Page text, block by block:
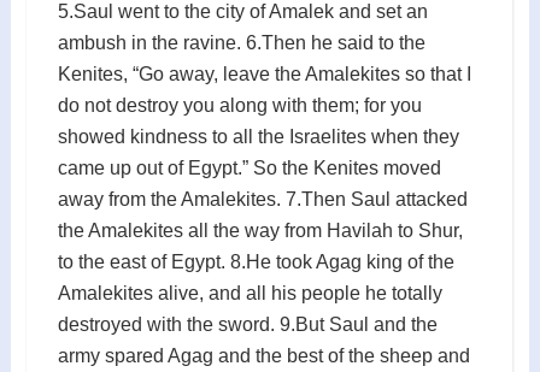
5.Saul went to the city of Amalek and set an
ambush in the ravine. 6.Then he said to the
Kenites, “Go away, leave the Amalekites so that I
do not destroy you along with them; for you
showed kindness to all the Israelites when they
came up out of Egypt.” So the Kenites moved
away from the Amalekites. 7.Then Saul attacked
the Amalekites all the way from Havilah to Shur,
to the east of Egypt. 8.He took Agag king of the
Amalekites alive, and all his people he totally
destroyed with the sword. 9.But Saul and the
army spared Agag and the best of the sheep and